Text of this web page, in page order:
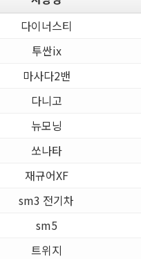
다이너스티
투싼ix
마사다2밴
다니고
뉴모닝
쏘나타
재규어XF
sm3 전기차
sm5
트위지